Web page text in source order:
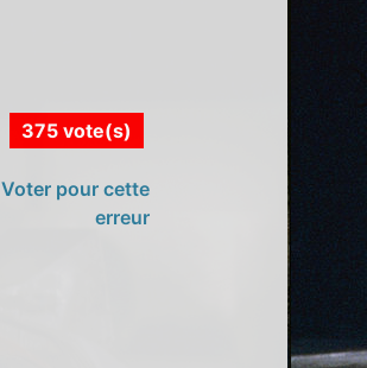
375 vote(s)
Voter pour cette
erreur